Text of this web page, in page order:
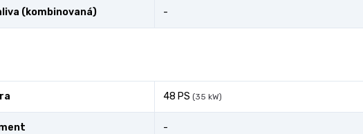
(kombinovaná) -
48 PS (35 kW)
-